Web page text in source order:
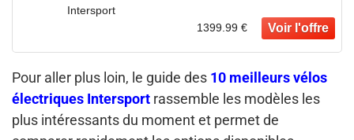
Intersport
1399.99 €
Pour aller plus loin, le guide des 10 meilleurs vélos
électriques Intersport rassemble les modèles les
plus intéressants du moment et permet de